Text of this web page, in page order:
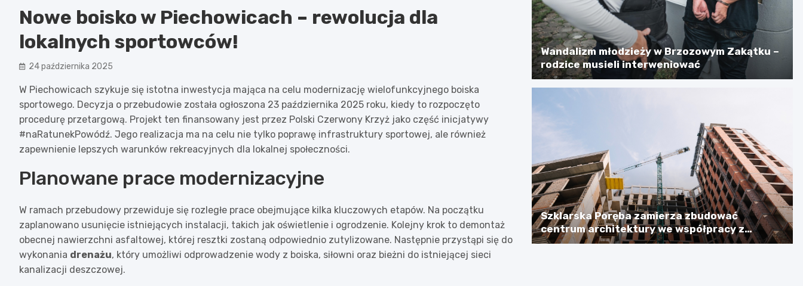
Nowe boisko w Piechowicach – rewolucja dla
lokalnych sportowców!
24 października 2025
W Piechowicach szykuje się istotna inwestycja mająca na celu modernizację wielofunkcyjnego boiska
sportowego. Decyzja o przebudowie została ogłoszona 23 października 2025 roku, kiedy to rozpoczęto
procedurę przetargową. Projekt ten finansowany jest przez Polski Czerwony Krzyż jako część inicjatywy
#naRatunekPowódź. Jego realizacja ma na celu nie tylko poprawę infrastruktury sportowej, ale również
zapewnienie lepszych warunków rekreacyjnych dla lokalnej społeczności.
Planowane prace modernizacyjne
W ramach przebudowy przewiduje się rozległe prace obejmujące kilka kluczowych etapów. Na początku
zaplanowano usunięcie istniejących instalacji, takich jak oświetlenie i ogrodzenie. Kolejny krok to demontaż
obecnej nawierzchni asfaltowej, której resztki zostaną odpowiednio zutylizowane. Następnie przystąpi się do
wykonania drenażu, który umożliwi odprowadzenie wody z boiska, siłowni oraz bieżni do istniejącej sieci
kanalizacji deszczowej.
Wandalizm młodzieży w Brzozowym Zakątku –
rodzice musieli interweniować
Szklarska Poręba zamierza zbudować
centrum architektury we współpracy z
Niemcami, licząc na dotację w wysokości